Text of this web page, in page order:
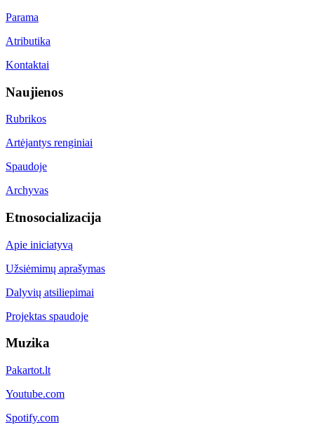
Parama
Atributika
Kontaktai
Naujienos
Rubrikos
Artėjantys renginiai
Spaudoje
Archyvas
Etnosocializacija
Apie iniciatyvą
Užsiėmimų aprašymas
Dalyvių atsiliepimai
Projektas spaudoje
Muzika
Pakartot.lt
Youtube.com
Spotify.com